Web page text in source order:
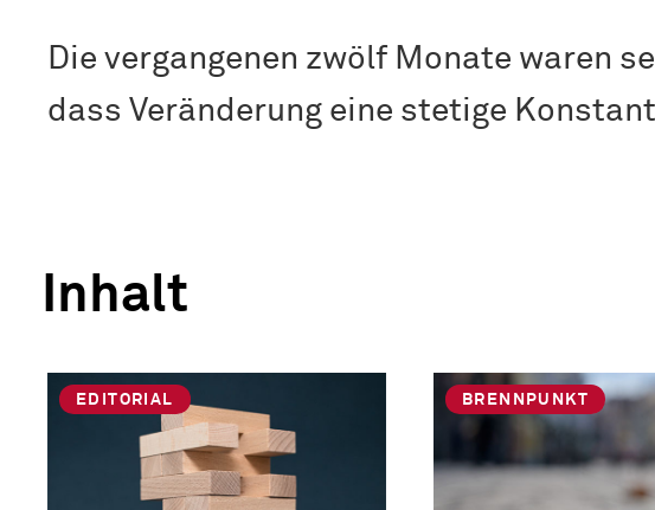
Die vergangenen zwölf Monate waren
dass Veränderung eine stetige
Inhalt
EDITORIAL BRENNPUNKT